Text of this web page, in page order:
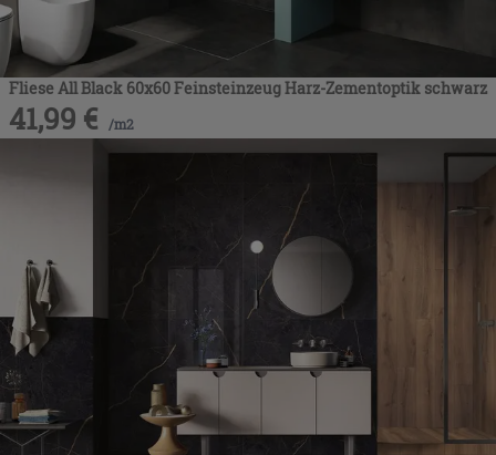
Fliese All Black 60x60 Feinsteinzeug Harz-Zementoptik schwarz
41,99 € /m2